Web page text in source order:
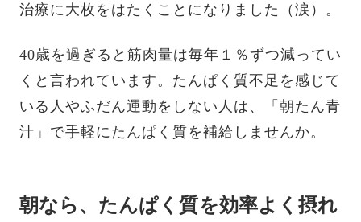
治療に大枚をはたくことになりました（涙）。
40歳を過ぎると筋肉量は毎年１％ずつ減ってい
くと言われています。たんぱく質不足を感じて
いる人やふだん運動をしない人は、「朝たん青
汁」で手軽にたんぱく質を補給しませんか。
朝なら、たんぱく質を効率よく摂れ